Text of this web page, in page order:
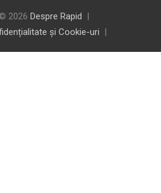
2026 Despre Rapid
și Cookie-uri